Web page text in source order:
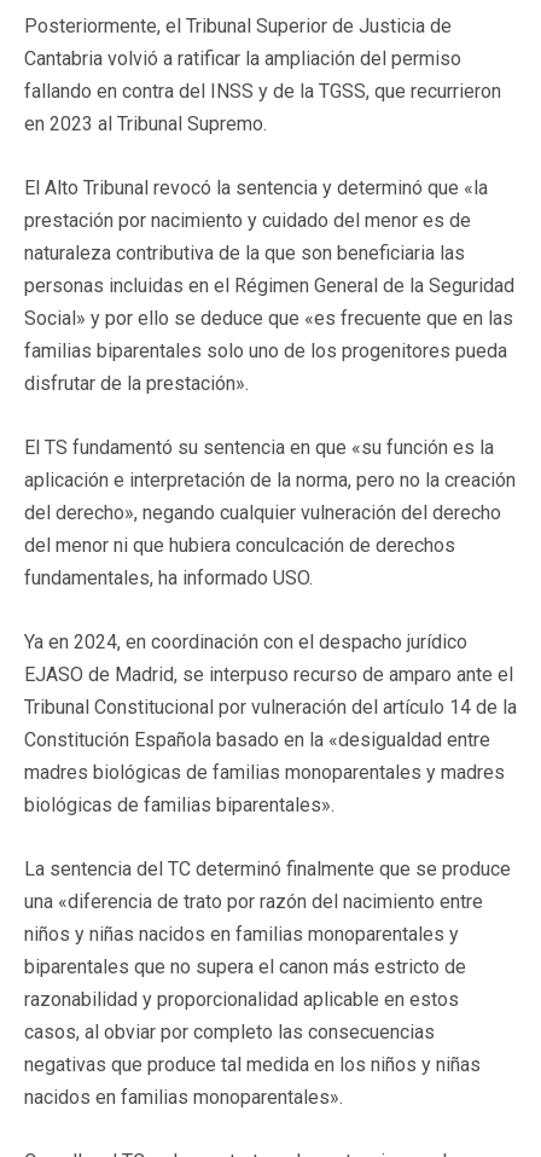
Posteriormente, el Tribunal Superior de Justicia de
Cantabria volvió a ratificar la ampliación del permiso
fallando en contra del INSS y de la TGSS, que recurrieron
en 2023 al Tribunal Supremo.
El Alto Tribunal revocó la sentencia y determinó que «la
prestación por nacimiento y cuidado del menor es de
naturaleza contributiva de la que son beneficiaria las
personas incluidas en el Régimen General de la Seguridad
Social» y por ello se deduce que «es frecuente que en las
familias biparentales solo uno de los progenitores pueda
disfrutar de la prestación».
El TS fundamentó su sentencia en que «su función es la
aplicación e interpretación de la norma, pero no la creación
del derecho», negando cualquier vulneración del derecho
del menor ni que hubiera conculcación de derechos
fundamentales, ha informado USO.
Ya en 2024, en coordinación con el despacho jurídico
EJASO de Madrid, se interpuso recurso de amparo ante el
Tribunal Constitucional por vulneración del artículo 14 de la
Constitución Española basado en la «desigualdad entre
madres biológicas de familias monoparentales y madres
biológicas de familias biparentales».
La sentencia del TC determinó finalmente que se produce
una «diferencia de trato por razón del nacimiento entre
niños y niñas nacidos en familias monoparentales y
biparentales que no supera el canon más estricto de
razonabilidad y proporcionalidad aplicable en estos
casos, al obviar por completo las consecuencias
negativas que produce tal medida en los niños y niñas
nacidos en familias monoparentales».